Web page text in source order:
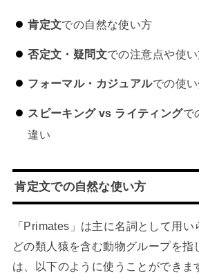
肯定文での自然な使い方
否定文・疑問文での注意点や使
フォーマル・カジュアルでの使
スピーキング vs ライティングで
違い
肯定文での自然な使い方
「Primates」は主に名詞として用
どの類人猿を含む動物グループを指
は、以下のように使うことができま